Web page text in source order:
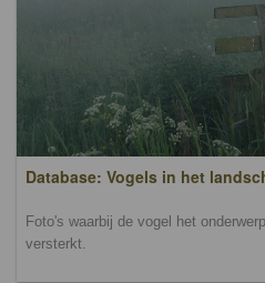
Database: Vogels in het
Foto's waarbij de vogel het
versterkt.